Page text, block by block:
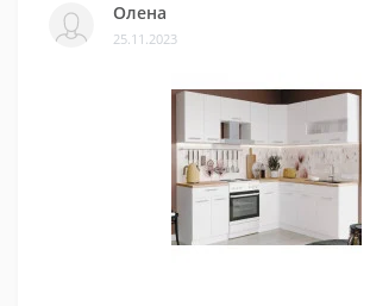
Олена
25.11.2023